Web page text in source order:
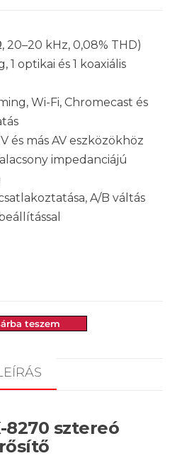
20–20 kHz, 0,08% THD)
1 optikai és 1 koaxiális
Wi-Fi, Chromecast és
és más AV eszközökhöz
impedanciájú
A/B váltás
teszem
8270 sztereó